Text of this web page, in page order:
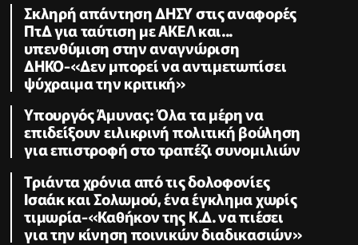
Σκληρή απάντηση ΔΗΣΥ στις αναφορές
ΠτΔ για ταύτιση με ΑΚΕΛ και...
υπενθύμιση στην αναγνώριση
ΔΗΚΟ-«Δεν μπορεί να αντιμετωπίσει
ψύχραιμα την κριτική»
Υπουργός Άμυνας: Όλα τα μέρη να
επιδείξουν ειλικρινή πολιτική βούληση
για επιστροφή στο τραπέζι συνομιλιών
Τριάντα χρόνια από τις δολοφονίες
Ισαάκ και Σολωμού, ένα έγκλημα χωρίς
τιμωρία-«Καθήκον της Κ.Δ. να πιέσει
για την κίνηση ποινικών διαδικασιών»